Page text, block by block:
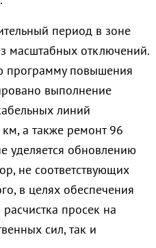
период в зоне
масштабных отключений.
программу повышения
выполнение
линий
а также ремонт 96
уделяется обновлению
не соответствующих
в целях обеспечения
просек на
сил, так и